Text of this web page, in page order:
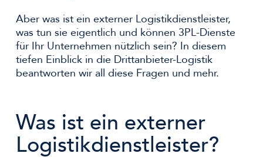
Aber was ist ein externer Logistikdienstleister,
was tun sie eigentlich und können 3PL-Dienste
für Ihr Unternehmen nützlich sein? In diesem
tiefen Einblick in die Drittanbieter-Logistik
beantworten wir all diese Fragen und mehr.
Was ist ein externer
Logistikdienstleister?